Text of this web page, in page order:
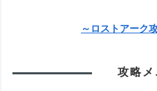
～ロストアーク
攻略メ